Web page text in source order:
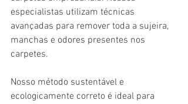
especialistas utilizam técnicas
avançadas para remover toda a sujeira,
manchas e odores presentes nos
carpetes.
Nosso método sustentável e
ecologicamente correto é ideal para